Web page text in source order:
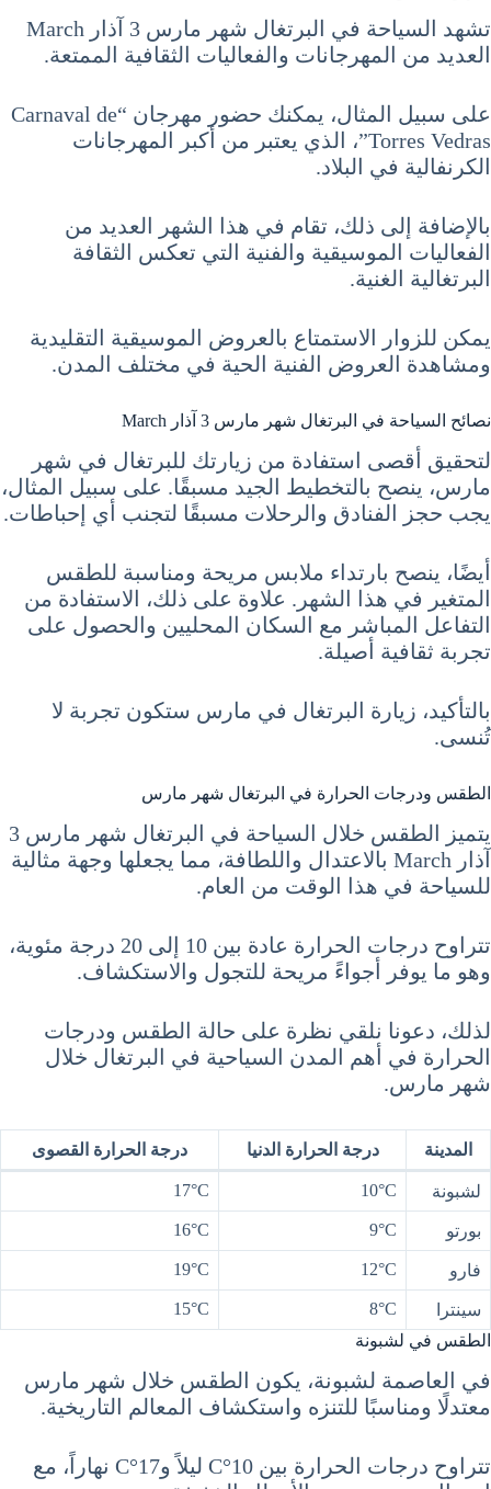
تشهد السياحة في البرتغال شهر مارس 3 آذار March
العديد من المهرجانات والفعاليات الثقافية الممتعة.
على سبيل المثال، يمكنك حضور مهرجان “Carnaval de
Torres Vedras”، الذي يعتبر من أكبر المهرجانات
الكرنفالية في البلاد.
بالإضافة إلى ذلك، تقام في هذا الشهر العديد من
الفعاليات الموسيقية والفنية التي تعكس الثقافة
البرتغالية الغنية.
يمكن للزوار الاستمتاع بالعروض الموسيقية التقليدية
ومشاهدة العروض الفنية الحية في مختلف المدن.
نصائح السياحة في البرتغال شهر مارس 3 آذار March
لتحقيق أقصى استفادة من زيارتك للبرتغال في شهر
مارس، ينصح بالتخطيط الجيد مسبقًا. على سبيل المثال،
يجب حجز الفنادق والرحلات مسبقًا لتجنب أي إحباطات.
أيضًا، ينصح بارتداء ملابس مريحة ومناسبة للطقس
المتغير في هذا الشهر. علاوة على ذلك، الاستفادة من
التفاعل المباشر مع السكان المحليين والحصول على
تجربة ثقافية أصيلة.
بالتأكيد، زيارة البرتغال في مارس ستكون تجربة لا
تُنسى.
الطقس ودرجات الحرارة في البرتغال شهر مارس
يتميز الطقس خلال السياحة في البرتغال شهر مارس 3
آذار March بالاعتدال واللطافة، مما يجعلها وجهة مثالية
للسياحة في هذا الوقت من العام.
تتراوح درجات الحرارة عادة بين 10 إلى 20 درجة مئوية،
وهو ما يوفر أجواءً مريحة للتجول والاستكشاف.
لذلك، دعونا نلقي نظرة على حالة الطقس ودرجات
الحرارة في أهم المدن السياحية في البرتغال خلال
شهر مارس.
المدينة درجة الحرارة الدنيا درجة الحرارة القصوى
لشبونة 10°C
17°C
بورتو 9°C
16°C
فارو 12°C
19°C
سينترا 8°C
15°C
الطقس في لشبونة
في العاصمة لشبونة، يكون الطقس خلال شهر مارس
معتدلًا ومناسبًا للتنزه واستكشاف المعالم التاريخية.
تتراوح درجات الحرارة بين 10°C ليلاً و17°C نهاراً، مع